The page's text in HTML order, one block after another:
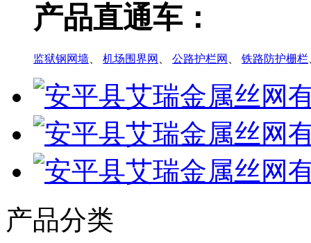
产品直通车：
监狱钢网墙 机场围界网 公路护栏网 铁路防护栅栏
产品分类